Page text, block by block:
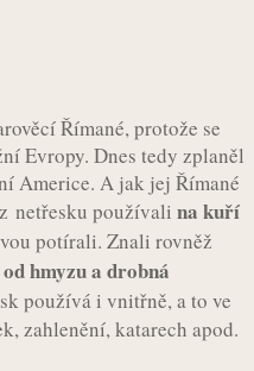
Římané, protože se
Evropy. Dnes tedy zplaněl
Americe. A jak jej Římané
netřesku používali na kuří
potírali. Znali rovněž
hmyzu a drobná
používá i vnitřně, a to ve
zahlenění, katarech apod.